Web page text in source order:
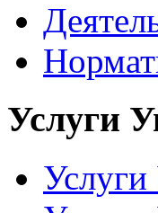
Услуги